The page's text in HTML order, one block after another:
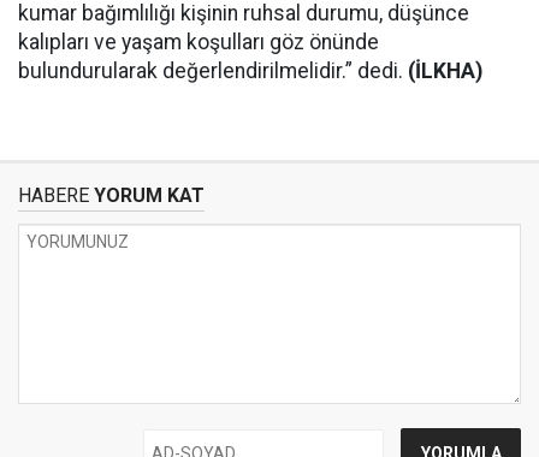
kumar bağımlılığı kişinin ruhsal durumu, düşünce
kalıpları ve yaşam koşulları göz önünde
bulundurularak değerlendirilmelidir.” dedi. (İLKHA)
HABERE YORUM KAT